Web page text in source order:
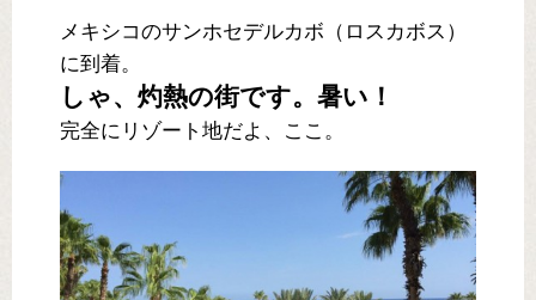
メキシコのサンホセデルカボ（ロスカボス）
に到着。
しゃ、灼熱の街です。暑い！
完全にリゾート地だよ、ここ。